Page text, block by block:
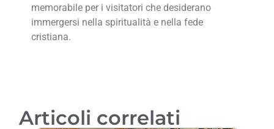
memorabile per i visitatori che desiderano
immergersi nella spiritualità e nella fede
cristiana.
Articoli correlati